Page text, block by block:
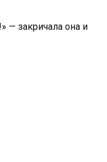
— закричала она и